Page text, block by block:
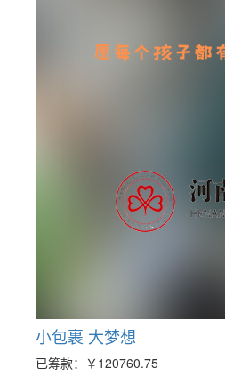
小包裹 大梦想
已筹款： ￥120760.75